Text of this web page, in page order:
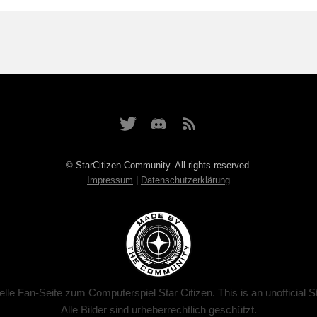
© StarCitizen-Community. All rights reserved.
Impressum
Datenschutzerklärung
Fan-Seite zum Computerspiel Star Citizen. This is an unofficial
Alle Bilder sind urheberrechtlich geschützt.